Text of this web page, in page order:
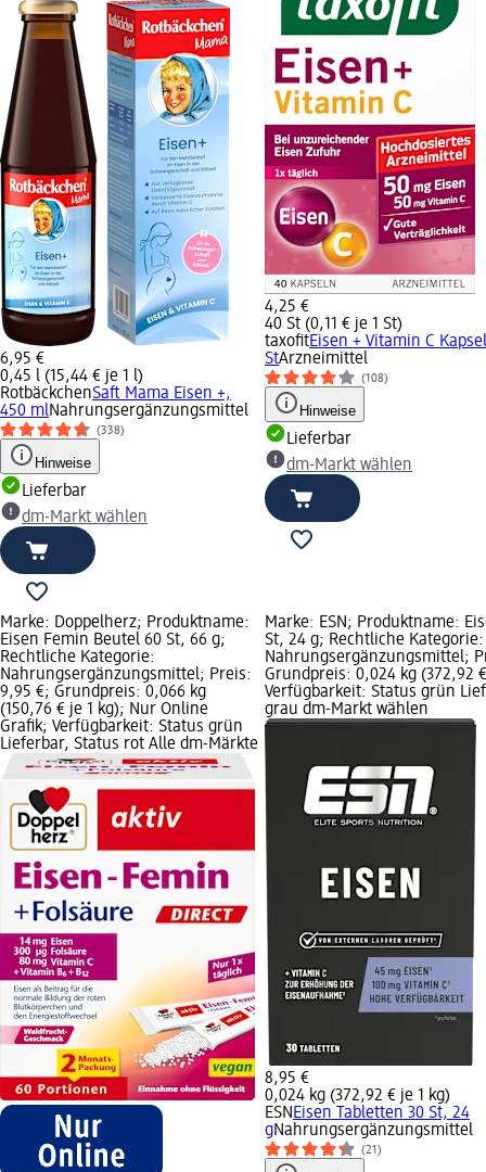
6,95 €
0,45 l (15,44 € je 1 l)
RotbäckchenSaft Mama Eisen +,
450 mlNahrungsergänzungsmittel
(338)
Hinweise
Lieferbar
dm-Markt wählen
4,25 €
40 St (0,11 € je 1 St)
taxofitEisen + Vitamin C
StArzneimittel
(108)
Hinweise
Lieferbar
dm-Markt wählen
Marke: Doppelherz; Produktname:
Eisen Femin Beutel 60 St, 66 g;
Rechtliche Kategorie:
Nahrungsergänzungsmittel; Preis:
9,95 €; Grundpreis: 0,066 kg
(150,76 € je 1 kg); Nur Online
Grafik; Verfügbarkeit: Status grün
Lieferbar, Status rot Alle dm-Märkte
Marke: ESN; Produktname:
St, 24 g; Rechtliche Kategorie:
Nahrungsergänzungsmittel;
Grundpreis: 0,024 kg (372,92
Verfügbarkeit: Status grün
grau dm-Markt wählen
8,95 €
0,024 kg (372,92 € je 1 kg)
ESN Eisen Tabletten 30 St, 24
gNahrungsergänzungsmittel
(21)